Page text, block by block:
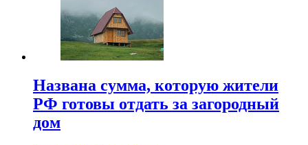
Названа сумма, которую жители
РФ готовы отдать за загородный
дом